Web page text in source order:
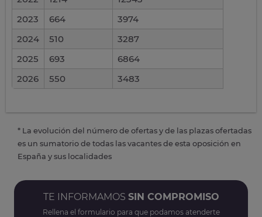
2023
664
3974
2024
510
3287
2025
693
6864
2026
550 3483
* La evolución del número de ofertas y de las plazas ofertadas
es un sumatorio de todas las vacantes de esta oposición en
España y sus localidades
TE INFORMAMOS SIN COMPROMISO
Rellena el formulario para que podamos atenderte